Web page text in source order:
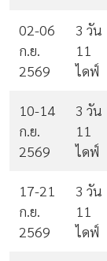
02-06
ก.ย.
2569
3 วัน
11
ไดฟ์
10-14
ก.ย.
2569
3 วัน
11
ไดฟ์
17-21
ก.ย.
2569
3 วัน
11
ไดฟ์